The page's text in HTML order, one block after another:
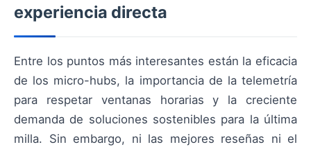
experiencia directa
Entre los puntos más interesantes están la eficacia
de los micro-hubs, la importancia de la telemetría
para respetar ventanas horarias y la creciente
demanda de soluciones sostenibles para la última
milla. Sin embargo, ni las mejores reseñas ni el